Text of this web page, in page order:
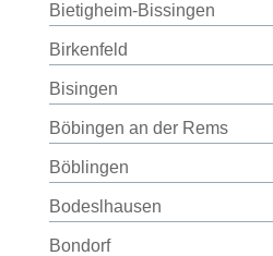
Bietigheim-Bissingen
Birkenfeld
Bisingen
Böbingen an der Rems
Böblingen
Bodeslhausen
Bondorf